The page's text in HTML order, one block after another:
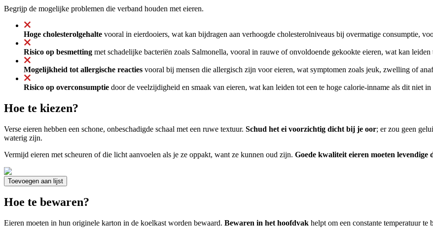
Begrijp de mogelijke problemen die verband houden met eieren.
Hoge cholesterolgehalte vooral in eierdooiers, wat kan bijdragen aan verhoogde cholesterolniveaus bij overmatige consumptie,
Risico op besmetting met schadelijke bacteriën zoals Salmonella, vooral in rauwe of onvoldoende gekookte eieren, wat kan leiden
Mogelijkheid tot allergische reacties vooral bij mensen die allergisch zijn voor eieren, wat symptomen zoals jeuk, zwelling of
Risico op overconsumptie door de veelzijdigheid en smaak van eieren, wat kan leiden tot een te hoge calorie-inname als dit niet
Hoe te kiezen?
Verse eieren hebben een schone, onbeschadigde schaal met een ruwe textuur. Schud het ei voorzichtig dicht bij je oor; er zou geen
waterig zijn.
Vermijd eieren met scheuren of die licht aanvoelen als je ze oppakt, want ze kunnen oud zijn. Goede kwaliteit eieren moeten levendige
Toevoegen aan lijst
Hoe te bewaren?
Eieren moeten in hun originele karton in de koelkast worden bewaard. Bewaren in het hoofdvak helpt om een constante temperatuur